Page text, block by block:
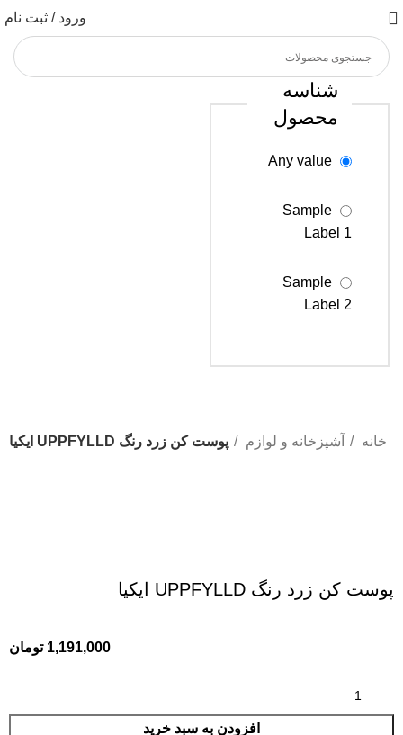
ورود / ثبت نام
شناسه
محصول
Sample
Label 1
Sample
Label 2
خانه آشپزخانه و لوازم پوست كن زرد رنگ UPPFYLLD ايكيا
پوست كن زرد رنگ UPPFYLLD ايكيا
1,191,000 تومان
افزودن به سبد خرید